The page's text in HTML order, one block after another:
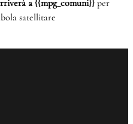
a {{mpg_comuni}} per
satellitare